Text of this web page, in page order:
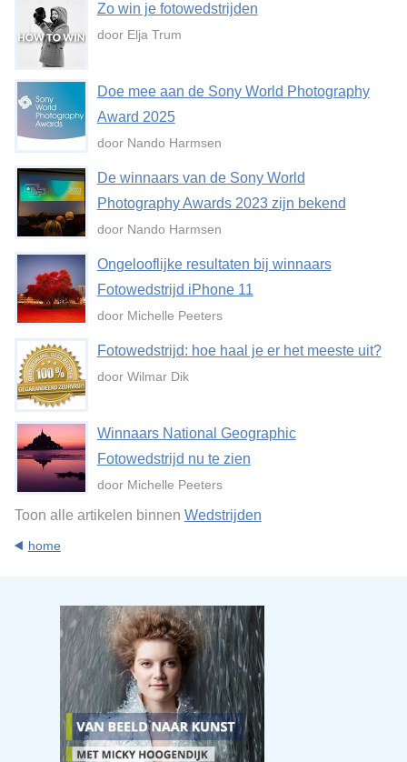
Zo win je fotowedstrijden
door Elja Trum
Doe mee aan de Sony World Photography
Award 2025
door Nando Harmsen
De winnaars van de Sony World
Photography Awards 2023 zijn bekend
door Nando Harmsen
Ongelooflijke resultaten bij winnaars
Fotowedstrijd iPhone 11
door Michelle Peeters
Fotowedstrijd: hoe haal je er het meeste uit?
door Wilmar Dik
Winnaars National Geographic
Fotowedstrijd nu te zien
door Michelle Peeters
Toon alle artikelen binnen Wedstrijden
home